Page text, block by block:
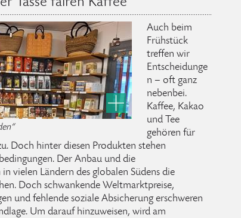
Auch beim
Frühstück
treffen wir
Entscheidunge
n – oft ganz
nebenbei.
Kaffee, Kakao
und Tee
gehören für
Doch hinter diesen Produkten stehen
Der Anbau und die
vielen Ländern des globalen Südens die
Doch schwankende Weltmarktpreise,
und fehlende soziale Absicherung erschweren
Um darauf hinzuweisen, wird am